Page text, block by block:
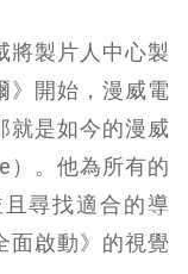
將製片人中心製
》開始，漫威電
就是如今的漫威
）。他為所有的
尋找適合的導
面啟動》的視覺